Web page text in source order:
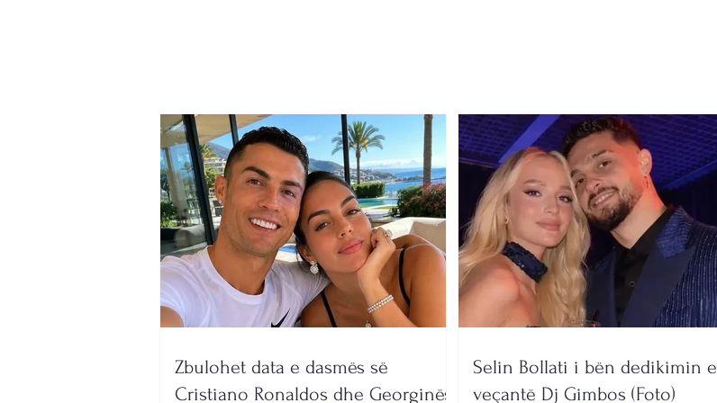
Zbulohet data e dasmës së
Cristiano Ronaldos dhe Georginës
Selin Bollati i bën dedikimin e
veçantë Dj Gimbos (Foto)